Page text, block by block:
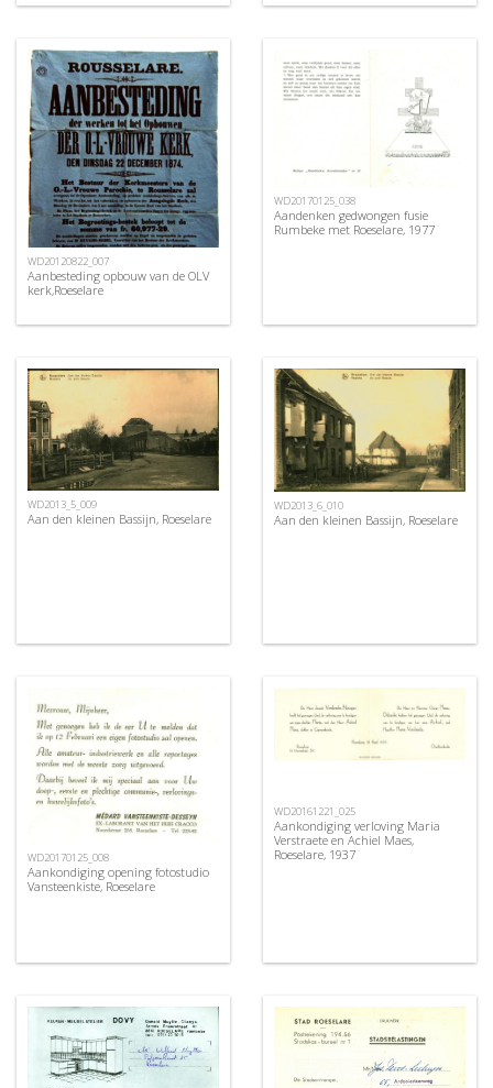
WD20120822_007
Aanbesteding opbouw van de OLV
kerk,Roeselare
WD20170125_038
Aandenken gedwongen fusie
Rumbeke met Roeselare, 1977
WD2013_5_009
Aan den kleinen Bassijn, Roeselare
WD2013_6_010
Aan den kleinen Bassijn, Roeselare
WD20170125_008
Aankondiging opening fotostudio
Vansteenkiste, Roeselare
WD20161221_025
Aankondiging verloving Maria
Verstraete en Achiel Maes,
Roeselare, 1937